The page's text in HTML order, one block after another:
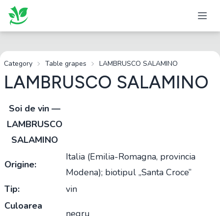
Category Table grapes LAMBRUSCO SALAMINO
LAMBRUSCO SALAMINO
Soi de vin —
LAMBRUSCO
SALAMINO
Origine:
Italia (Emilia-Romagna, provincia
Modena); biotipul „Santa Croce”
Tip:
vin
Culoarea
negru